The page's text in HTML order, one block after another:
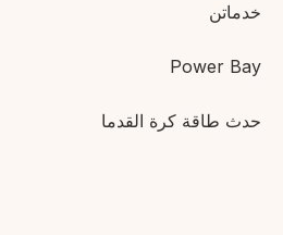
خدماتن
Power Bay
حدث طاقة كرة القدما